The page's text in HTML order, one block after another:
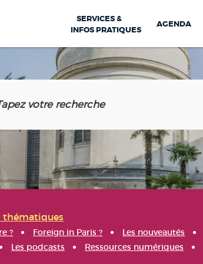
SERVICES &
INFOS PRATIQUES
AGENDA
thématiques
? Foreign in Paris ? Les nouveautés
Les podcasts Ressources numériques